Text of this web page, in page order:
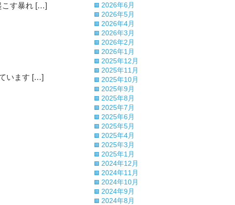
こす暴れ […]
います […]
2026年6月
2026年5月
2026年4月
2026年3月
2026年2月
2026年1月
2025年12月
2025年11月
2025年10月
2025年9月
2025年8月
2025年7月
2025年6月
2025年5月
2025年4月
2025年3月
2025年1月
2024年12月
2024年11月
2024年10月
2024年9月
2024年8月